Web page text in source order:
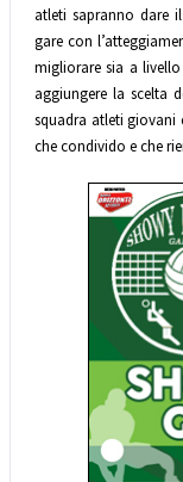
atleti sapranno dare
gare con
migliorare sia a
aggiungere la scelta
squadra atleti giovani
che condivido e che